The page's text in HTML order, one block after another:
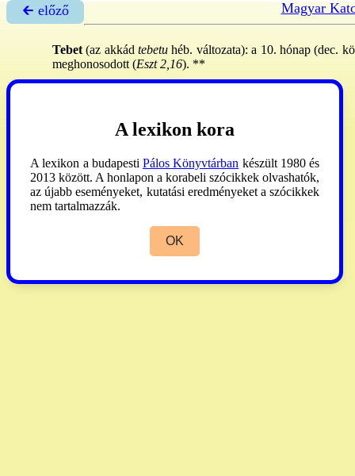
🡰 előző Magyar
Tebet (az akkád tebetu héb. változata): a 10. hónap (dec.
meghonosodott (Eszt 2,16). **
A lexikon kora
A lexikon a budapesti Pálos Könyvtárban készült 1980 és
2013 között. A honlapon a korabeli szócikkek olvashatók,
az újabb eseményeket, kutatási eredményeket a szócikkek
nem tartalmazzák.
OK